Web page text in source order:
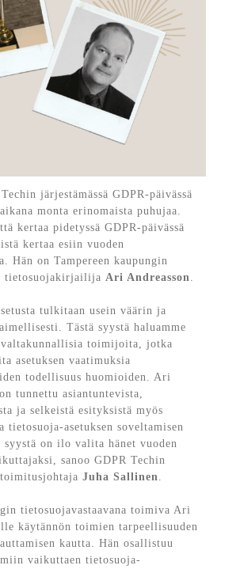
järjestämässä GDPR-päivässä
monta erinomaista puhujaa.
kertaa pidetyssä GDPR-päivässä
kertaa esiin vuoden
Hän on Tampereen kaupungin
tietosuojakirjailija Ari Andreasson
tulkitaan usein väärin ja
Tästä syystä haluamme
valtakunnallisia toimijoita, jotka
asetuksen vaatimuksia
todellisuus huomioiden. Ari
tunnettu asiantuntevista,
ja selkeistä esityksistä myös
tietosuoja-asetuksen soveltamisen
syystä on ilo valita hänet vuoden
sanoo GDPR Techin
toimitusjohtajaJuha Sallinen
tietosuojavastaavana toimiva Ari
käytännön toimien tarpeellisuuden
kautta. Hän osallistuu
vaikuttaen tietosuoja-